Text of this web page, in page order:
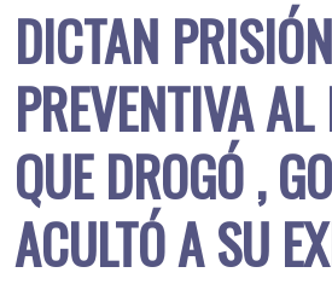
DICTAN PRISIÓN
PREVENTIVA
QUE DROGÓ ,
ACULTÓ A SU